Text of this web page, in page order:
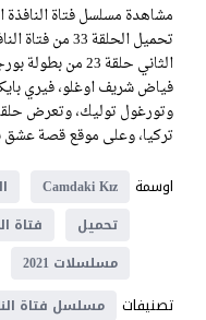
الثاني حلقة 23
فياض شريف اوغلو، فيري
تركيا، وعلى موقع قصة عشق
اوسمة
Camdaki Kız
تحميل
فتاة
مسلسلات 2021
تصنيفات مسلسل فتاة